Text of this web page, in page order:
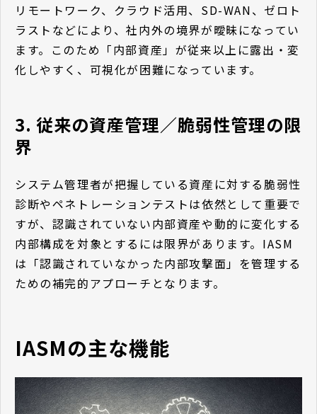
リモートワーク、クラウド活用、SD-WAN、ゼロト
ラストなどにより、社内外の境界が曖昧になってい
ます。このため「内部資産」が従来以上に露出・変
化しやすく、可視化が困難になっています。
3. 従来の資産管理／脆弱性管理の限
界
システム管理者が把握している資産に対する脆弱性
診断やペネトレーションテストは依然として重要で
すが、認識されていない内部資産や動的に変化する
内部構成を対象とするには限界があります。IASM
は「認識されていなかった内部攻撃面」を管理する
ための補完的アプローチとなります。
IASMの主な機能